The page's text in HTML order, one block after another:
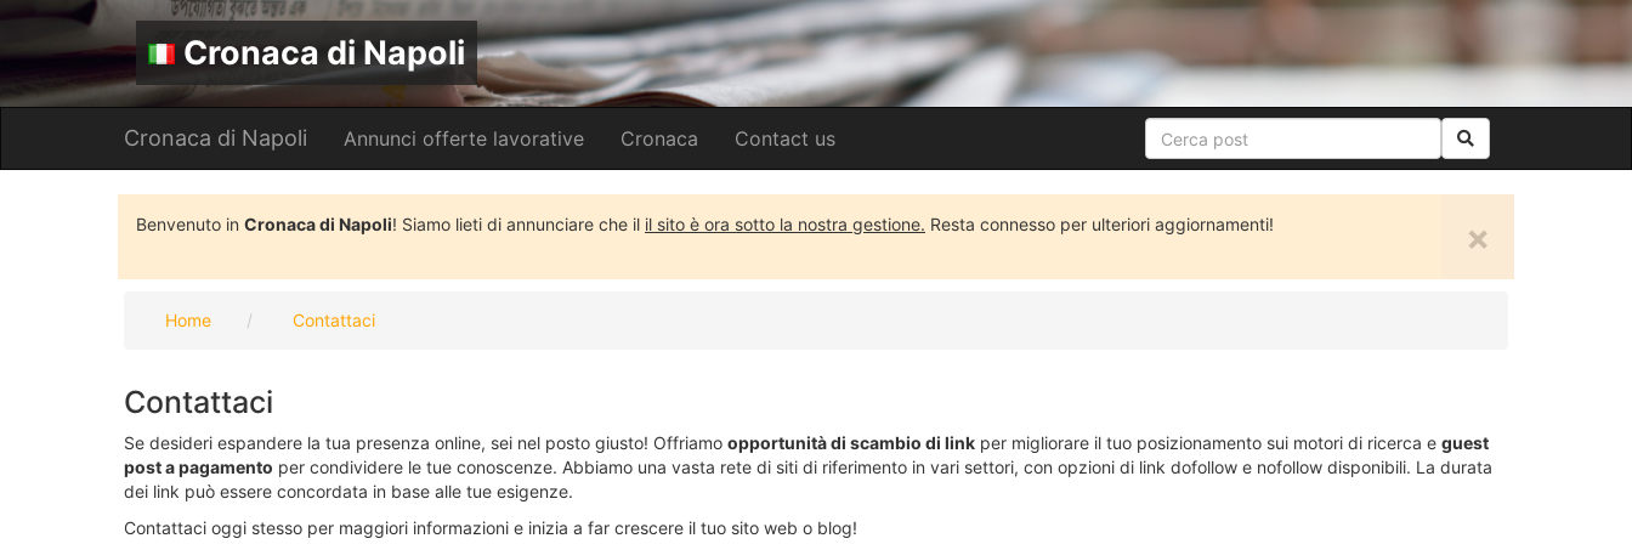
Cronaca di Napoli
Cronaca di Napoli Annunci offerte lavorative Cronaca Contact us
Benvenuto in Cronaca di Napoli! Siamo lieti di annunciare che il il sito è ora sotto la nostra gestione. Resta connesso per ulteriori aggiornamenti! ×
Home Contattaci
Contattaci
Se desideri espandere la tua presenza online, sei nel posto giusto! Offriamo opportunità di scambio di link per migliorare il tuo posizionamento sui motori di ricerca e guest
post a pagamento per condividere le tue conoscenze. Abbiamo una vasta rete di siti di riferimento in vari settori, con opzioni di link dofollow e nofollow disponibili. La durata
dei link può essere concordata in base alle tue esigenze.
Contattaci oggi stesso per maggiori informazioni e inizia a far crescere il tuo sito web o blog!